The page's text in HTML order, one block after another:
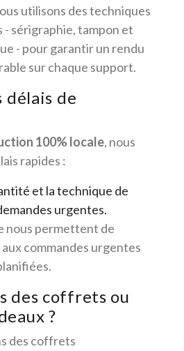
utilisons des techniques
- sérigraphie, tampon et
- pour garantir un rendu
sur chaque support.
délais de
100% locale, nous
rapides :
et la technique de
urgentes.
nous permettent de
commandes urgentes
des coffrets ou
?
des coffrets